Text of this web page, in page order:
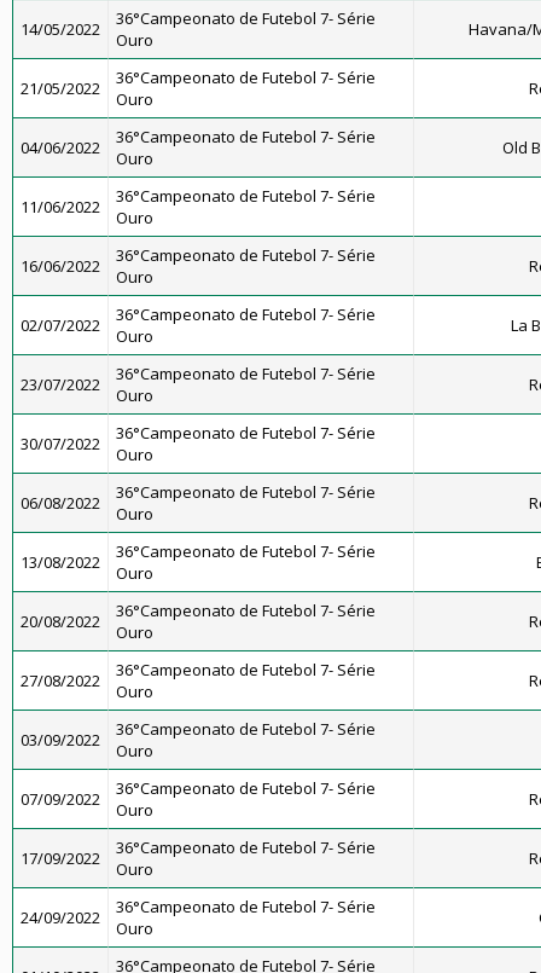
14/05/2022
36°Campeonato de Futebol 7- Série
Ouro
Havana/
21/05/2022
36°Campeonato de Futebol 7- Série
Ouro
04/06/2022
36°Campeonato de Futebol 7- Série
Ouro
Old
11/06/2022
36°Campeonato de Futebol 7- Série
Ouro
16/06/2022
36°Campeonato de Futebol 7- Série
Ouro
02/07/2022
36°Campeonato de Futebol 7- Série
Ouro
La
23/07/2022
36°Campeonato de Futebol 7- Série
Ouro
30/07/2022
36°Campeonato de Futebol 7- Série
Ouro
06/08/2022
36°Campeonato de Futebol 7- Série
Ouro
13/08/2022
36°Campeonato de Futebol 7- Série
Ouro
20/08/2022
36°Campeonato de Futebol 7- Série
Ouro
27/08/2022
36°Campeonato de Futebol 7- Série
Ouro
03/09/2022
36°Campeonato de Futebol 7- Série
Ouro
07/09/2022
36°Campeonato de Futebol 7- Série
Ouro
17/09/2022
36°Campeonato de Futebol 7- Série
Ouro
24/09/2022
36°Campeonato de Futebol 7- Série
Ouro
36°Campeonato de Futebol 7- Série